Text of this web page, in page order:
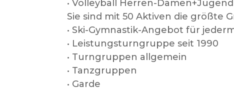
• Volleyball Herren-Damen+Jugend
Sie sind mit 50 Aktiven die größte
• Ski-Gymnastik-Angebot für
• Leistungsturngruppe seit 1990
• Turngruppen allgemein
• Tanzgruppen
• Garde